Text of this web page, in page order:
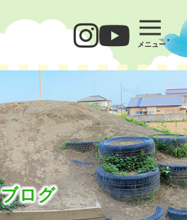
メニュー
ブログ